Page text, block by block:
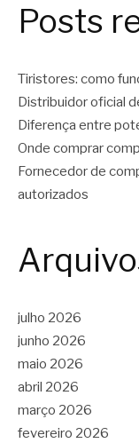
Posts
Tiristores: como
Distribuidor oficial
Diferença entre
Onde comprar
Fornecedor de
autorizados
julho 2026
junho 2026
maio 2026
abril 2026
março 2026
fevereiro 2026